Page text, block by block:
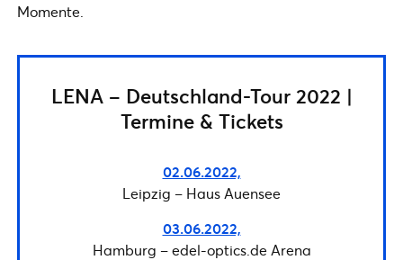
Momente.
LENA – Deutschland-Tour 2022 |
Termine & Tickets
02.06.2022,
Leipzig – Haus Auensee
03.06.2022,
Hamburg – edel-optics.de Arena